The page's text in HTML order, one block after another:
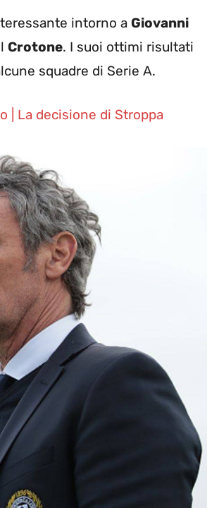
intorno a Giovanni
Crotone. I suoi ottimi risultati
squadre di Serie A.
| La decisione di Stroppa